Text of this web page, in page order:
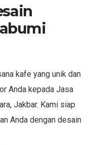
kafe yang unik dan
Anda kepada Jasa
Jakbar. Kami siap
Anda dengan desain